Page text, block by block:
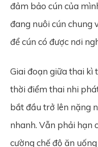
đảm bảo cún của
đang nuôi cún chung
để cún có được nơi
Giai đoạn giữa thai kì
thời điểm thai nhi
bắt đầu trở lên nặng
nhanh. Vẫn phải hạn
cường chế độ ăn